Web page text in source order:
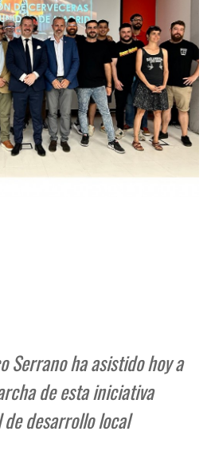
Serrano ha asistido hoy a
de esta iniciativa
desarrollo local